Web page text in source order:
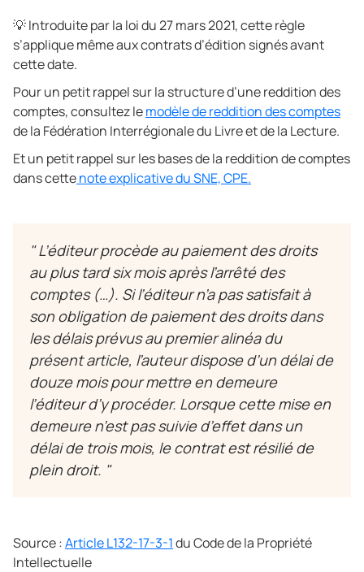
💡 Introduite par la loi du 27 mars 2021, cette règle
s’applique même aux contrats d’édition signés avant
cette date.
Pour un petit rappel sur la structure d’une reddition des
comptes, consultez lemodèle de reddition des comptes
de la Fédération Interrégionale du Livre et de la Lecture.
Et un petit rappel sur les bases de la reddition de comptes
dans cettenote explicative du SNE, CPE.
"L’éditeur procède au paiement des droits
au plus tard six mois après l’arrêté des
comptes (…). Si l’éditeur n’a pas satisfait à
son obligation de paiement des droits dans
les délais prévus au premier alinéa du
présent article, l’auteur dispose d’un délai de
douze mois pour mettre en demeure
l’éditeur d’y procéder. Lorsque cette mise en
demeure n’est pas suivie d’effet dans un
délai de trois mois, le contrat est résilié de
plein droit. "
Source :Article L132-17-3-1du Code de la Propriété
Intellectuelle